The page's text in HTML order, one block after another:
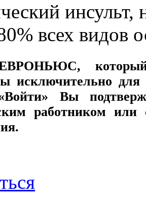
инсульт,
всех видов
,
исключительно для
Вы
работником или